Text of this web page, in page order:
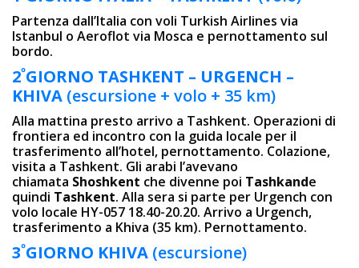
Partenza dall’Italia con voli Turkish Airlines via
Istanbul o Aeroflot via Mosca e pernottamento sul
bordo.
2ºGIORNO TASHKENT – URGENCH –
KHIVA (escursione + volo + 35 km)
Alla mattina presto arrivo a Tashkent. Operazioni di
frontiera ed incontro con la guida locale per il
trasferimento all’hotel, pernottamento. Colazione,
visita a Tashkent. Gli arabi l’avevano
chiamata Shoshkent che divenne poi Tashkande
quindi Tashkent. Alla sera si parte per Urgench con
volo locale HY-057 18.40-20.20. Arrivo a Urgench,
trasferimento a Khiva (35 km). Pernottamento.
3ºGIORNO KHIVA (escursione)